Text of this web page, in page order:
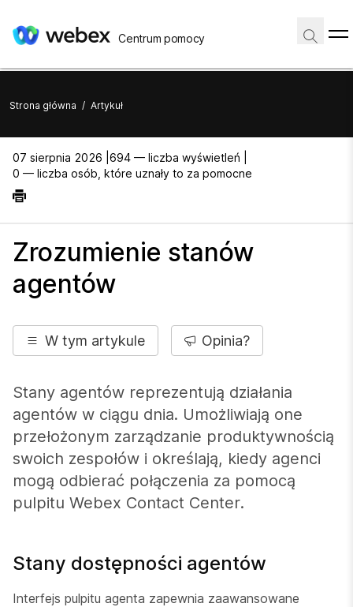
Centrum pomocy
Strona główna / Artykuł
07 sierpnia 2026 | 694 — liczba wyświetleń |
0 — liczba osób, które uznały to za pomocne
Zrozumienie stanów
agentów
W tym artykule Opinia?
Stany agentów reprezentują działania
agentów w ciągu dnia. Umożliwiają one
przełożonym zarządzanie produktywnością
swoich zespołów i określają, kiedy agenci
mogą odbierać połączenia za pomocą
pulpitu Webex Contact Center.
Stany dostępności agentów
Interfejs pulpitu agenta zapewnia zaawansowane